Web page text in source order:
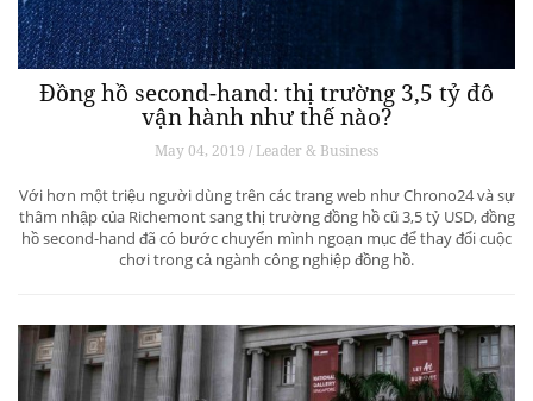
Đồng hồ second-hand: thị trường 3,5 tỷ đô
vận hành như thế nào?
May 04, 2019 / Leader & Business
Với hơn một triệu người dùng trên các trang web như Chrono24 và sự
thâm nhập của Richemont sang thị trường đồng hồ cũ 3,5 tỷ USD, đồng
hồ second-hand đã có bước chuyển mình ngoạn mục để thay đổi cuộc
chơi trong cả ngành công nghiệp đồng hồ.